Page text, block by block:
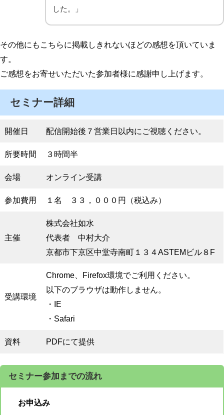
した。」
その他にもこちらに掲載しきれないほどの感想を頂いていま
す。
ご感想をお寄せいただいた参加者様に感謝申し上げます。
セミナー詳細
開催日 配信開始後７営業日以内にご視聴ください。
所要時間 ３時間半
会場 オンライン受講
参加費用 １名 ３３，０００円（税込み）
主催
株式会社如水
代表者 中村大介
京都市下京区中堂寺南町１３４ASTEMビル８F
受講環境
Chrome、Firefox環境でご利用ください。
以下のブラウザは動作しません。
・IE
・Safari
資料 PDFにて提供
セミナー参加までの流れ
お申込み